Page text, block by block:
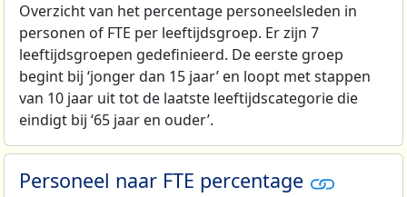
Overzicht van het percentage personeelsleden in
personen of FTE per leeftijdsgroep. Er zijn 7
leeftijdsgroepen gedefinieerd. De eerste groep
begint bij ‘jonger dan 15 jaar’ en loopt met stappen
van 10 jaar uit tot de laatste leeftijdscategorie die
eindigt bij ‘65 jaar en ouder’.
Personeel naar FTE percentage